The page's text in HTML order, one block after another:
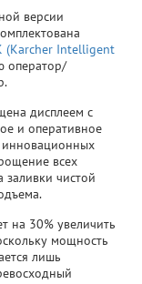
версии
(Karcher Intelligent
оператор/
дисплеем с
и оперативное
всех
чистой
на 30% увеличить
мощность
лишь